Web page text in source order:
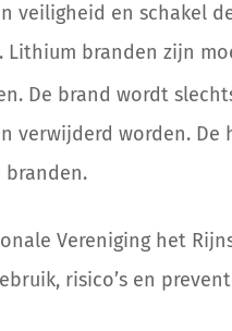
veiligheid en schakel
Lithium branden zijn
De brand wordt
verwijderd worden.
Vereniging het
risico’s en